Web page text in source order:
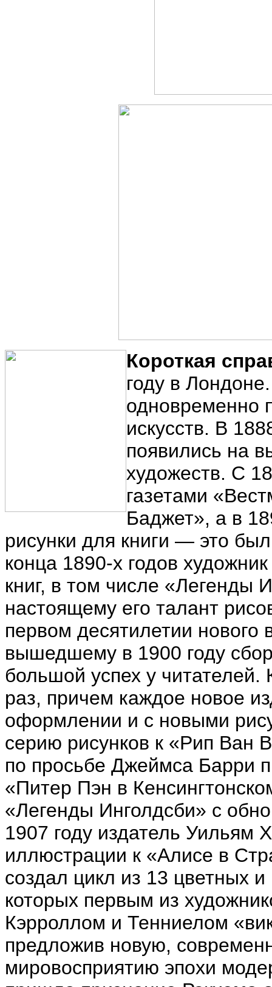
Короткая
году в
одновременно
искусств. В
появились на
художеств. С
газетами
Баджет», а в
рисунки для книги — это
конца 1890-х годов
книг, в том числе «Легенды
настоящему его талант
первом десятилетии
вышедшему в 1900 году
большой успех у читателей.
раз, причем каждое новое
оформлении и с новыми
серию рисунков к «Рип Ван
по просьбе Джеймса Барри
«Питер Пэн в
«Легенды Инголдсби» с
1907 году издатель Уильям
иллюстрации к «Алисе в
создал цикл из 13 цветных
которых первым из
Кэрроллом и Тенниелом
предложив новую,
мировосприятию эпохи